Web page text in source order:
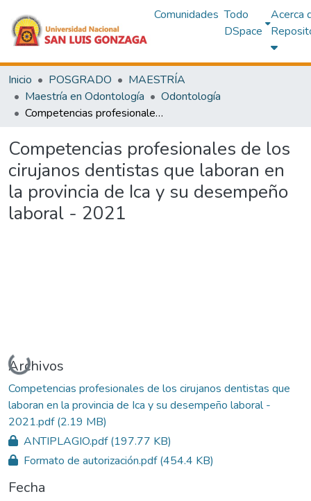
Comunidades Todo
DSpace
Acerca
Inicio POSGRADO
MAESTRÍA
Maestría en Odontología
Odontología
Competencias profesionales de los cirujanos dentistas que laboran en la provincia de Ica y su desempeño laboral - 2021
Competencias profesionales de los
cirujanos dentistas que laboran en
la provincia de Ica y su desempeño
laboral - 2021
Cargando...
Archivos
Competencias profesionales de los cirujanos dentistas que
laboran en la provincia de Ica y su desempeño laboral -
2021.pdf(2.19 MB)
ANTIPLAGIO.pdf(197.77 KB)
Formato de autorización.pdf(454.4 KB)
Fecha